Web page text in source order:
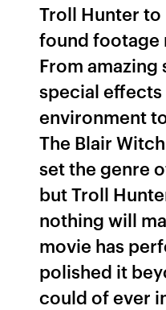
Troll Hunter to
found footage
From
special
environment
The Blair
set the genre
but Troll
nothing will
movie has
polished it
could of ever